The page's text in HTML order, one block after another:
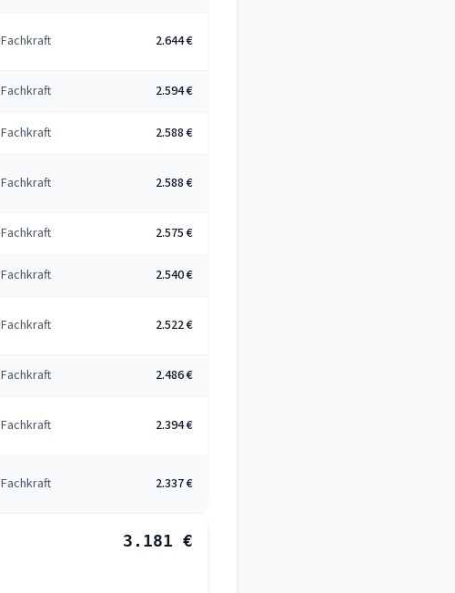
Fachkraft 2.644 €
Fachkraft 2.594 €
Fachkraft 2.588 €
Fachkraft 2.588 €
Fachkraft 2.575 €
Fachkraft 2.540 €
Fachkraft 2.522 €
Fachkraft 2.486 €
Fachkraft 2.394 €
Fachkraft 2.337 €
3.181 €